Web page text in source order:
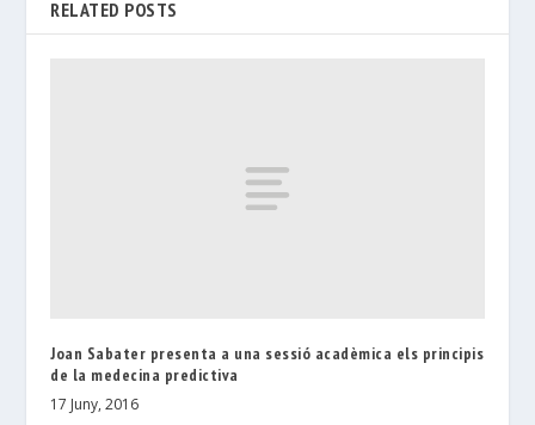
RELATED POSTS
Joan Sabater presenta a una sessió acadèmica els principis
de la medecina predictiva
17 Juny, 2016